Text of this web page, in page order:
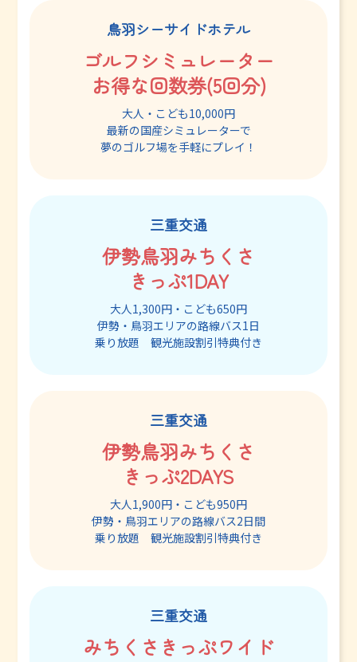
鳥羽シーサイドホテル
ゴルフシミュレーター
お得な回数券(5回分)
大人・こども10,000円
最新の国産シミュレーターで
夢のゴルフ場を手軽にプレイ！
三重交通
伊勢鳥羽みちくさ
きっぷ1DAY
大人1,300円・こども650円
伊勢・鳥羽エリアの路線バス1日
乗り放題 観光施設割引特典付き
三重交通
伊勢鳥羽みちくさ
きっぷ2DAYS
大人1,900円・こども950円
伊勢・鳥羽エリアの路線バス2日間
乗り放題 観光施設割引特典付き
三重交通
みちくさきっぷワイド